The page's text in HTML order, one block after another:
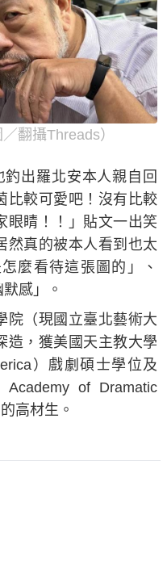
翻攝Threads）
出羅北安本人親自回
比較可愛吧！沒有比較
眼睛！！」貼文一出笑
然真的被本人看到也太
麼看待這張圖的」、
感」。
院（現國立臺北藝術大
造，獲美國天主教大學
）戲劇碩士學位及
of Dramatic
高材生。